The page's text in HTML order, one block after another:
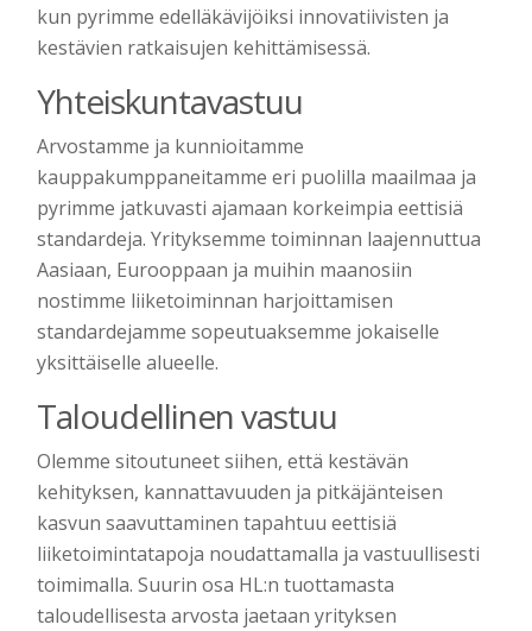
kun pyrimme edelläkävijöiksi innovatiivisten ja
kestävien ratkaisujen kehittämisessä.
Yhteiskuntavastuu
Arvostamme ja kunnioitamme
kauppakumppaneitamme eri puolilla maailmaa ja
pyrimme jatkuvasti ajamaan korkeimpia eettisiä
standardeja. Yrityksemme toiminnan laajennuttua
Aasiaan, Eurooppaan ja muihin maanosiin
nostimme liiketoiminnan harjoittamisen
standardejamme sopeutuaksemme jokaiselle
yksittäiselle alueelle.
Taloudellinen vastuu
Olemme sitoutuneet siihen, että kestävän
kehityksen, kannattavuuden ja pitkäjänteisen
kasvun saavuttaminen tapahtuu eettisiä
liiketoimintatapoja noudattamalla ja vastuullisesti
toimimalla. Suurin osa HL:n tuottamasta
taloudellisesta arvosta jaetaan yrityksen